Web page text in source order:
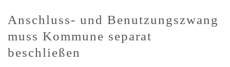
Anschluss- und Benutzungszwang
muss Kommune separat
beschließen